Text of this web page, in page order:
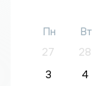
Пн Вт
27
28
3
4